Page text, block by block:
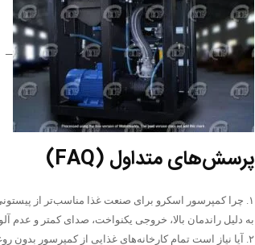
—
پرسش‌های متداول (FAQ)
۱. چرا کمپرسور اسکرو برای صنعت غذا مناسب‌تر از پیستونی است؟
به دلیل راندمان بالا، خروجی یکنواخت، صدای کمتر و عدم
۲. آیا نیاز است تمام کارخانه‌های غذایی از کمپرسور بدون روغن استفاده کنند؟